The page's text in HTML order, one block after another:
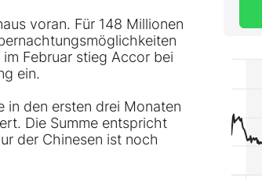
voran. Für 148 Millionen
Februar stieg Accor bei
ein.
in den ersten drei Monaten
Die Summe entspricht
der Chinesen ist noch